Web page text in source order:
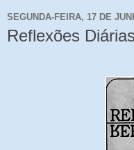
SEGUNDA-FEIRA, 17 DE
Reflexões